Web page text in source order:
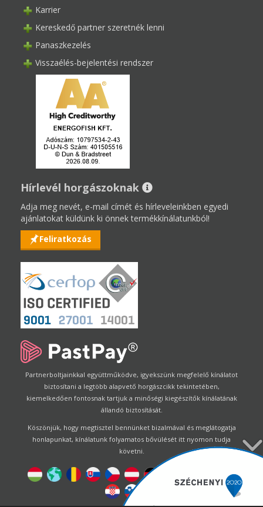
Karrier
Kereskedő partner szeretnék lenni
Panaszkezelés
Visszaélés-bejelentési rendszer
Hírlevél horgászoknak
Adja meg nevét, e-mail címét és hírleveleinkben egyedi
ajánlatokat küldünk ki önnek termékkínálatunkból!
Feliratkozás
Partnerboltjainkkal együttműködve, igyekszünk megfelelő kínálatot
biztosítani a legtöbb alapvető horgászcikk tekintetében,
kiemelkedően fontosnak tartjuk a minőségi kiegészítők kínálatának
állandó biztosítását.
Köszönjük, hogy megtisztel bennünket bizalmával és meglátogatja
honlapunkat, kínálatunk folyamatos bővülését itt nyomon tudja
követni.